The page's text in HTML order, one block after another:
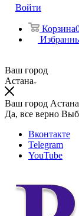
Войти
Корзина
Ваш город
Астана
Ваш город
Да, все верно
Вконтакте
Telegram
YouTube